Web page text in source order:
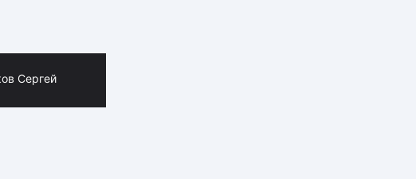
Сергей